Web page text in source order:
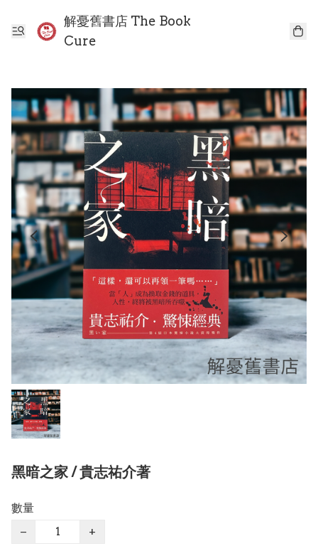
解憂舊書店 The Book
Cure
黑暗之家 / 貴志祐介著
數量
−
+